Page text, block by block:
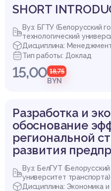
SHORT
Вуз: БГТУ (Белорусский
технологический
Дисциплина:
Тип работы: Доклад
15,00 18,75
BYN
Разработка и
обоснование
региональной
развития
Вуз: БелГУТ
университет транспорта)
Дисциплина: Экономика и